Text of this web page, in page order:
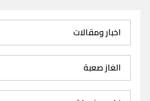
اخبار ومقالات
الغاز صعبة